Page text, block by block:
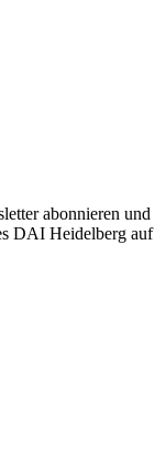
abonnieren und
DAI Heidelberg auf